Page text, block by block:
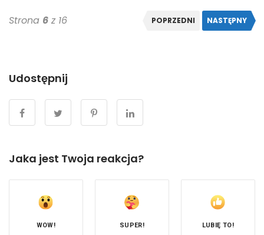
Strona 6 z 16 POPRZEDNI NASTĘPNY
Udostępnij
Jaka jest Twoja reakcja?
WOW! SUPER! LUBIĘ TO!